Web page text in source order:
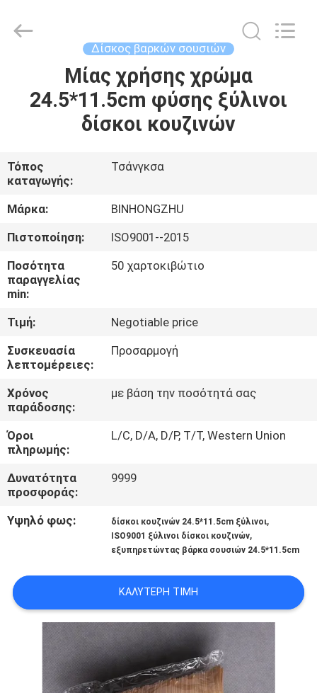
ΠΡΟΪΌΝΤΑ
ΠΕΡΊΠΟΥ
ΕΜΕΊΣ
ΓΎΡΟΣ
ΕΡΓΟΣΤΑΣΊΩΝ
ΠΟΙΟΤΙΚΌΣ
ΈΛΕΓΧΟΣ
ΜΑΣ
ΕΛΆΤΕ
ΕΠΑΦΉ
ΜΕ
ΕΙΔΉΣΕΙΣ
PRIVACY
POLICY
and
Export
Δίσκος βαρκών σουσιών
Μίας χρήσης χρώμα
24.5*11.5cm φύσης ξύλινοι
δίσκοι κουζινών
Τόπος
καταγωγής:
Τσάνγκσα
Μάρκα:
BINHONGZHU
Πιστοποίηση:
ISO9001--2015
Ποσότητα
παραγγελίας
min:
50 χαρτοκιβώτιο
Τιμή:
Negotiable price
Συσκευασία
λεπτομέρειες:
Προσαρμογή
Χρόνος
παράδοσης:
με βάση την ποσότητά σας
Όροι
πληρωμής:
L/C, D/A, D/P, T/T, Western Union
Δυνατότητα
προσφοράς:
9999
Υψηλό φως: δίσκοι κουζινών 24.5*11.5cm ξύλινοι,
ISO9001 ξύλινοι δίσκοι κουζινών,
εξυπηρετώντας βάρκα σουσιών 24.5*11.5cm
ΚΑΛΎΤΕΡΗ ΤΙΜΉ